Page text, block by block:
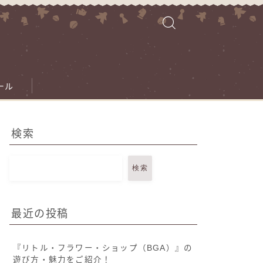
ル
検索
検索
最近の投稿
『リトル・フラワー・ショップ（BGA）』の
遊び方・魅力をご紹介！